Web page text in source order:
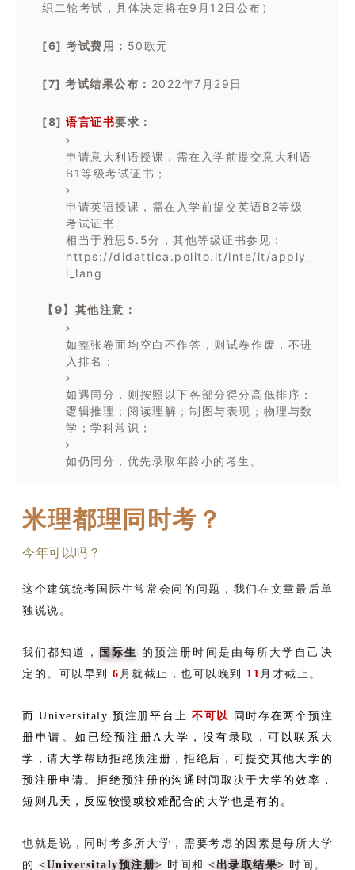
织二轮考试，具体决定将在9月12日公布）
[6] 考试费用： 50欧元
[7] 考试结果公布： 2022年7月29日
[8] 语言证书要求：
申请意大利语授课，需在入学前提交意大利语
B1等级考试证书；
申请英语授课，需在入学前提交英语B2等级
考试证书
相当于雅思5.5分，其他等级证书参见：
https://didattica.polito.it/inte/it/apply_
l_lang
【9】其他注意：
如整张卷面均空白不作答，则试卷作废，不进
入排名；
如遇同分，则按照以下各部分得分高低排序：
逻辑推理；阅读理解；制图与表现；物理与数
学；学科常识；
如仍同分，优先录取年龄小的考生。
米理都理同时考？
今年可以吗？
这个建筑统考国际生常常会问的问题，我们在文章最后单
独说说。
我们都知道， 国际生 的预注册时间是由每所大学自己决
定的。可以早到 6 月就截止，也可以晚到 11 月才截止。
而 Universitaly 预注册平台上 不可以
同时存在两个预注
册申请。如已经预注册A大学，没有录取，可以联系大
学，请大学帮助拒绝预注册，拒绝后，可提交其他大学的
预注册申请。拒绝预注册的沟通时间取决于大学的效率，
短则几天，反应较慢或较难配合的大学也是有的。
也就是说，同时考多所大学，需要考虑的因素是每所大学
的 <Universitaly预注册> 时间和 <出录取结果> 时间。